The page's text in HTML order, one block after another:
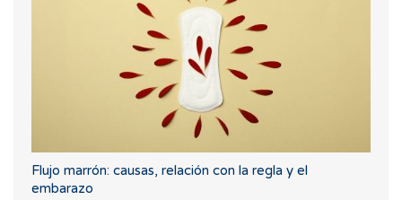
Flujo marrón: causas, relación con la regla y el
embarazo